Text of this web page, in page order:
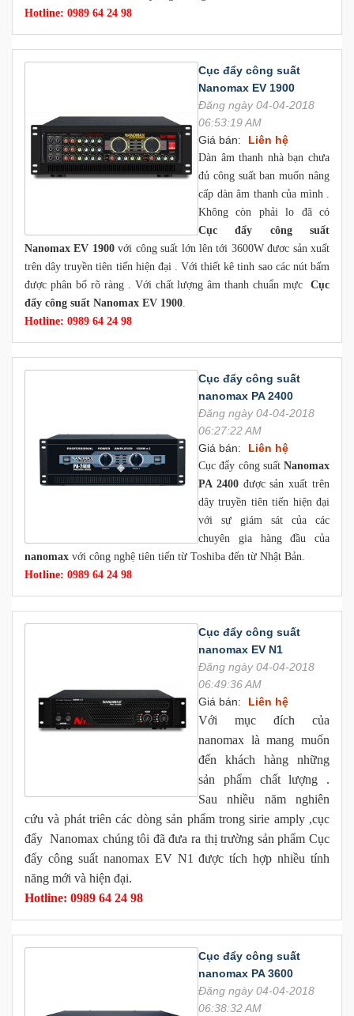
Hotline: 0989 64 24 98
Cục đẩy công suất
Nanomax EV 1900
Đăng ngày 04-04-2018
06:53:19 AM
Giá bán:
Liên hệ
Dàn âm thanh nhà bạn chưa
đủ công suất ban muốn nâng
cấp dàn âm thanh của mình .
Không còn phải lo đã có
Cục đẩy công suất
Nanomax EV 1900với công suất lớn lên tới 3600W đươc sản xuất
trên dây truyền tiên tiến hiện đại . Với thiết kê tinh sao các nút bấm
được phân bố rõ ràng . Với chất lượng âm thanh chuẩn mực Cục
đẩy công suất Nanomax EV 1900.
Hotline: 0989 64 24 98
Cục đẩy công suất
nanomax PA 2400
Đăng ngày 04-04-2018
06:27:22 AM
Giá bán:
Liên hệ
Cục đẩy công suất Nanomax
PA 2400được sản xuất trên
dây truyền tiên tiến hiện đại
với sự giám sát của các
chuyên gia hàng đầu của
nanomax với công nghệ tiên tiến từ Toshiba đến từ Nhật Bản.
Hotline: 0989 64 24 98
Cục đẩy công suất
nanomax EV N1
Đăng ngày 04-04-2018
06:49:36 AM
Giá bán:
Liên hệ
Với mục đích của
nanomax là mang muốn
đến khách hàng những
sản phẩm chất lượng .
Sau nhiều năm nghiên
cứu và phát triên các dòng sản phẩm trong sirie amply ,cục
đẩy Nanomax chúng tôi đã đưa ra thị trường sản phẩm Cục
đẩy công suất nanomax EV N1 được tích hợp nhiều tính
năng mới và hiện đại.
Hotline: 0989 64 24 98
Cục đẩy công suất
nanomax PA 3600
Đăng ngày 04-04-2018
06:38:32 AM